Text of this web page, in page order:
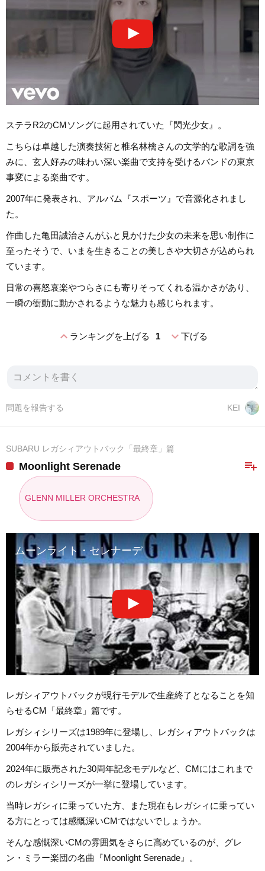
ステラR2のCMソングに起用されていた『閃光少女』。
こちらは卓越した演奏技術と椎名林檎さんの文学的な歌詞を強
みに、玄人好みの味わい深い楽曲で支持を受けるバンドの東京
事変による楽曲です。
2007年に発表され、アルバム『スポーツ』で音源化されまし
た。
作曲した亀田誠治さんがふと見かけた少女の未来を思い制作に
至ったそうで、いまを生きることの美しさや大切さが込められ
ています。
日常の喜怒哀楽やつらさにも寄りそってくれる温かさがあり、
一瞬の衝動に動かされるような魅力も感じられます。
expand_lessランキングを上げる 1 expand_more下げる
KEI
問題を報告する
SUBARU レガシィアウトバック「最終章」篇
playlist_add
Moonlight Serenade
GLENN MILLER ORCHESTRA
ムーンライト・セレナーデ
レガシィアウトバックが現行モデルで生産終了となることを知
らせるCM「最終章」篇です。
レガシィシリーズは1989年に登場し、レガシィアウトバックは
2004年から販売されていました。
2024年に販売された30周年記念モデルなど、CMにはこれまで
のレガシィシリーズが一挙に登場しています。
当時レガシィに乗っていた方、また現在もレガシィに乗ってい
る方にとっては感慨深いCMではないでしょうか。
そんな感慨深いCMの雰囲気をさらに高めているのが、グレ
ン・ミラー楽団の名曲『Moonlight Serenade』。